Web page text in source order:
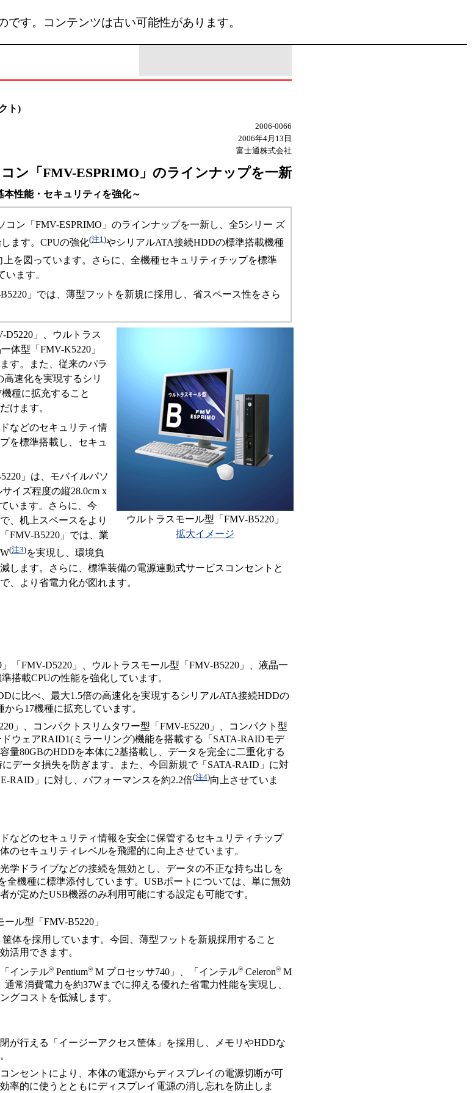
す。コンテンツは古い可能性があります。
ト)
2006-0066
2006年4月13日
富士通株式会社
ン「FMV-ESPRIMO」のラインナップを一新
本性能・セキュリティを強化～
コン「FMV-ESPRIMO」のラインナップを一新し、全5シリー ズ
ます。CPUの強化(注1 )やシリアルATA接続HDDの標準搭載機種
を図っています。さらに、全機種セキュリティチップを標準
ます。
」では、薄型フットを新規に採用し、省スペース性をさら
ウルトラスモール型「FMV-B5220」
拡大イメージ
D5220」、ウルトラス
体型「FMV-K5220」
す。また、従来のパラ
速化を実現するシリ
種に拡充すること
けます。
などのセキュリティ情
を標準搭載し、セキュ
」は、モバイルパソ
イズ程度の縦28.0cm x
います。さらに、今
、机上スペースをより
FMV-B5220」では、業
(注3)を実現し、環境負
します。さらに、標準装備の電源連動式サービスコンセントと
、より省電力化が図れます。
「FMV-D5220」、ウルトラスモール型「FMV-B5220」、液晶一
搭載CPUの性能を強化しています。
に比べ、最大1.5倍の高速化を実現するシリアルATA接続HDDの
ら17機種に拡充しています。
」、コンパクトスリムタワー型「FMV-E5220」、コンパクト型
ドウェアRAID1(ミラーリング)機能を搭載する「SATA-RAIDモデ
量80GBのHDDを本体に2基搭載し、データを完全に二重化する
データ損失を防ぎます。また、今回新規で「SATA-RAID」に対
RAID」に対し、パフォーマンスを約2.2倍(注4)向上させていま
などのセキュリティ情報を安全に保管するセキュリティチップ
のセキュリティレベルを飛躍的に向上させています。
学ドライブなどの接続を無効とし、データの不正な持ち出しを
全機種に標準添付しています。USBポートについては、単に無効
が定めたUSB機器のみ利用可能にする設定も可能です。
ル型「FMV-B5220」
体を採用しています。今回、薄型フットを新規採用すること
活用できます。
インテル® Pentium® M プロセッサ740」、「インテル® Celeron® M
通常消費電力を約37Wまでに抑える優れた省電力性能を実現し、
グコストを低減します。
が行える「イージーアクセス筐体」を採用し、メモリやHDDな
ンセントにより、本体の電源からディスプレイの電源切断が可
率的に使うとともにディスプレイ電源の消し忘れを防止しま